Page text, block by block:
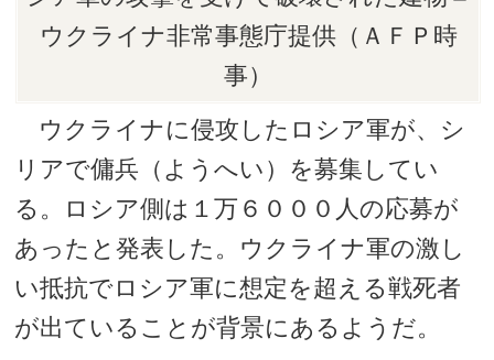
ウクライナ非常事態庁提供（ＡＦＰ時
事）
ウクライナに侵攻したロシア軍が、シ
リアで傭兵（ようへい）を募集してい
る。ロシア側は１万６０００人の応募が
あったと発表した。ウクライナ軍の激し
い抵抗でロシア軍に想定を超える戦死者
が出ていることが背景にあるようだ。